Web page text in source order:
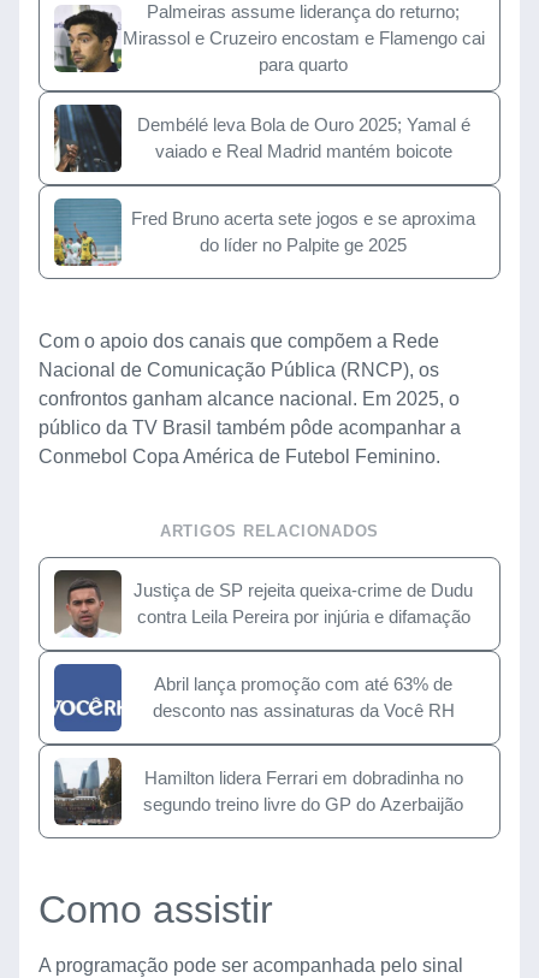
Palmeiras assume liderança do returno;
Mirassol e Cruzeiro encostam e Flamengo cai
para quarto
Dembélé leva Bola de Ouro 2025; Yamal é
vaiado e Real Madrid mantém boicote
Fred Bruno acerta sete jogos e se aproxima
do líder no Palpite ge 2025
Com o apoio dos canais que compõem a Rede
Nacional de Comunicação Pública (RNCP), os
confrontos ganham alcance nacional. Em 2025, o
público da TV Brasil também pôde acompanhar a
Conmebol Copa América de Futebol Feminino.
ARTIGOS RELACIONADOS
Justiça de SP rejeita queixa-crime de Dudu
contra Leila Pereira por injúria e difamação
Abril lança promoção com até 63% de
desconto nas assinaturas da Você RH
Hamilton lidera Ferrari em dobradinha no
segundo treino livre do GP do Azerbaijão
Como assistir
A programação pode ser acompanhada pelo sinal